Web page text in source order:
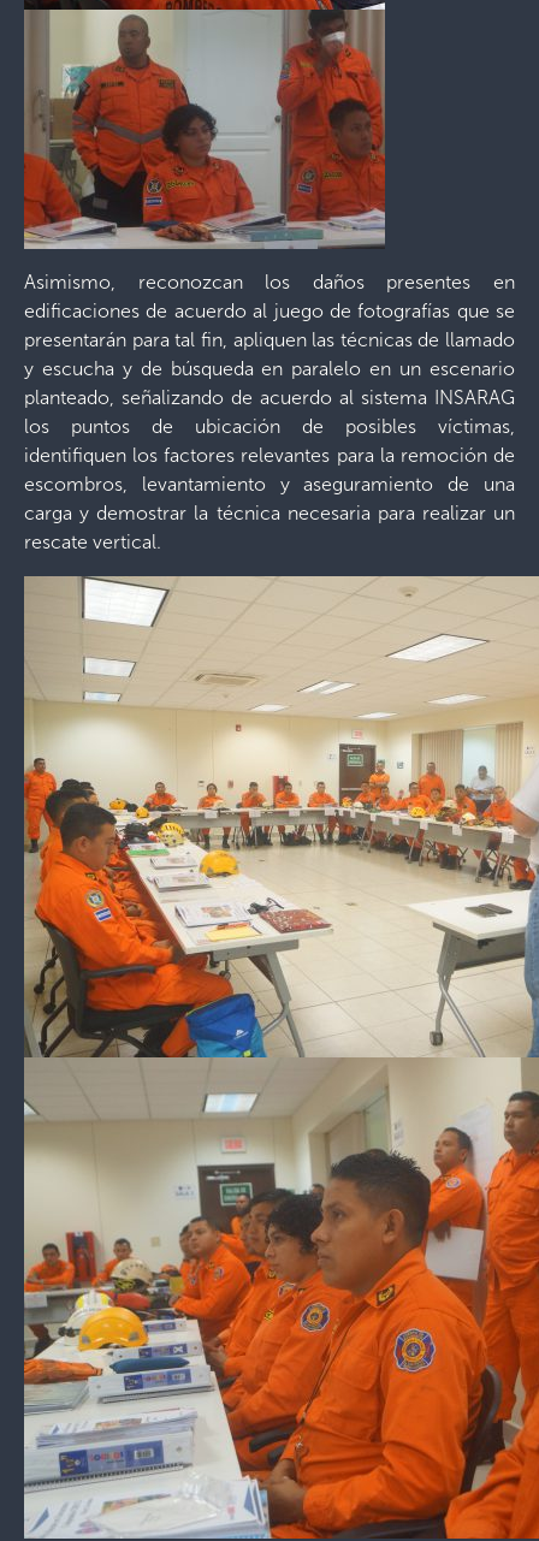
Asimismo, reconozcan los daños presentes en
edificaciones de acuerdo al juego de fotografías que se
presentarán para tal fin, apliquen las técnicas de llamado
y escucha y de búsqueda en paralelo en un escenario
planteado, señalizando de acuerdo al sistema INSARAG
los puntos de ubicación de posibles víctimas,
identifiquen los factores relevantes para la remoción de
escombros, levantamiento y aseguramiento de una
carga y demostrar la técnica necesaria para realizar un
rescate vertical.